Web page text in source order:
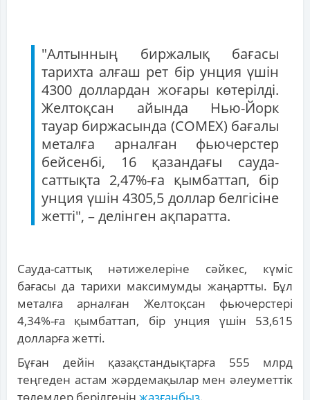
"Алтынның биржалық бағасы
тарихта алғаш рет бір унция үшін
4300 доллардан жоғары көтерілді.
Желтоқсан айында Нью-Йорк
тауар биржасында (COMEX) бағалы
металға арналған фьючерстер
бейсенбі, 16 қазандағы сауда-
саттықта 2,47%-ға қымбаттап, бір
унция үшін 4305,5 доллар белгісіне
жетті", – делінген ақпаратта.
Сауда-саттық нәтижелеріне сәйкес, күміс
бағасы да тарихи максимумды жаңартты. Бұл
металға арналған Желтоқсан фьючерстері
4,34%-ға қымбаттап, бір унция үшін 53,615
долларға жетті.
Бұған дейін қазақстандықтарға 555 млрд
теңгеден астам жәрдемақылар мен әлеуметтік